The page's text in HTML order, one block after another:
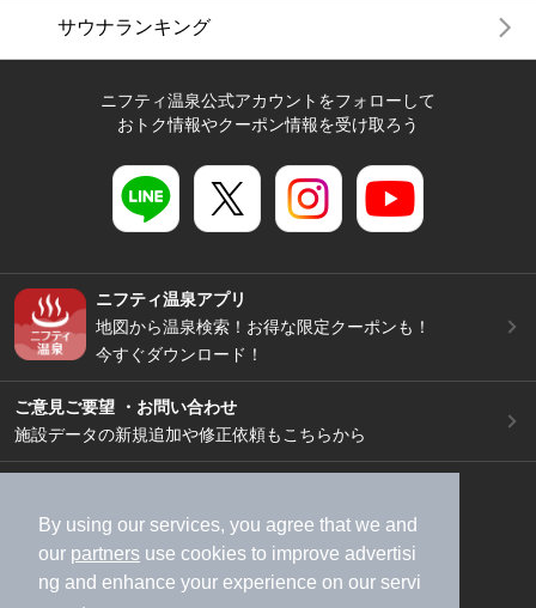
By using our services, you agree that we and
our partners use cookies to improve advertisi
ng and enhance your experience on our servi
サウナランキング
ニフティ温泉公式アカウントをフォローして
おトク情報やクーポン情報を受け取ろう
ニフティ温泉アプリ
地図から温泉検索！お得な限定クーポンも！
今すぐダウンロード！
ご意見ご要望 ・お問い合わせ
施設データの新規追加や修正依頼もこちらから
加盟店募集（資料請求）
広告出稿のご案内
利用規約
ライフスタイルMEMBERS+規約
特定商取引法に基づく表記
ヘルプ 採用情報